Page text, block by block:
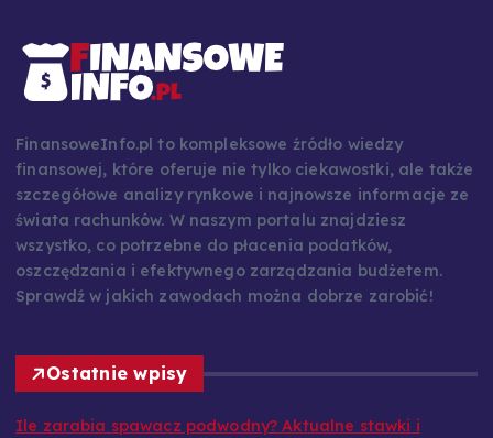
FinansoweInfo.pl to kompleksowe źródło wiedzy
finansowej, które oferuje nie tylko ciekawostki, ale także
szczegółowe analizy rynkowe i najnowsze informacje ze
świata rachunków. W naszym portalu znajdziesz
wszystko, co potrzebne do płacenia podatków,
oszczędzania i efektywnego zarządzania budżetem.
Sprawdź w jakich zawodach można dobrze zarobić!
Ostatnie wpisy
Ile zarabia spawacz podwodny? Aktualne stawki i